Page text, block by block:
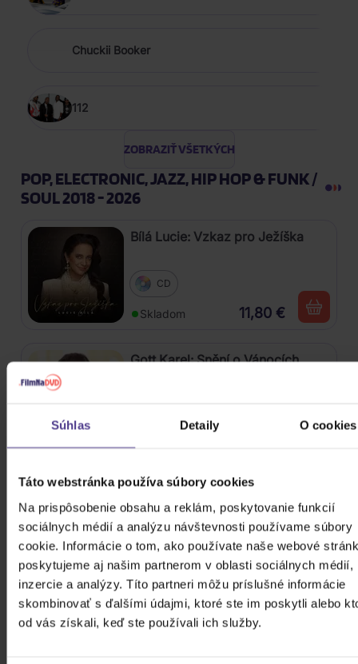
Súhlas Detaily O cookies
Táto webstránka používa súbory cookies
Na prispôsobenie obsahu a reklám, poskytovanie funkcií
sociálnych médií a analýzu návštevnosti používame súbory
cookie. Informácie o tom, ako používate naše webové
poskytujeme aj našim partnerom v oblasti sociálnych médií,
inzercie a analýzy. Títo partneri môžu príslušné informácie
skombinovať s ďalšími údajmi, ktoré ste im poskytli alebo
od vás získali, keď ste používali ich služby.
Chuckii Booker
112
ZOBRAZIŤ VŠETKÝCH
POP, ELECTRONIC, JAZZ, HIP HOP & FUNK /
SOUL 2018 - 2026
Bílá Lucie: Vzkaz pro Ježíška
CD
Skladom 11,80 €
Gott Karel: Snění o Vánocích
Skladom
Katseye: Beautiful Chaos
Skladom 27,50 €
Stray Kids: SKZHOP HIPTAPE(合
Hop) (SKZHOP Version)